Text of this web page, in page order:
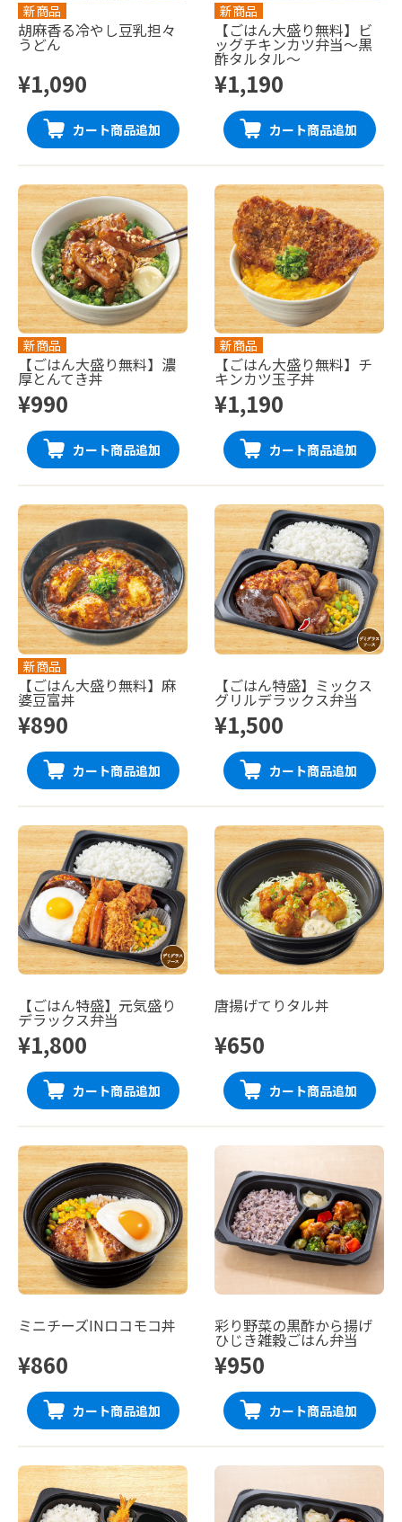
新商品
胡麻香る冷やし豆乳担々
うどん
¥1,090
カート商品追加
新商品
【ごはん大盛り無料】ビ
ッグチキンカツ弁当〜黒
酢タルタル〜
¥1,190
カート商品追加
新商品
【ごはん大盛り無料】濃
厚とんてき丼
¥990
カート商品追加
新商品
【ごはん大盛り無料】チ
キンカツ玉子丼
¥1,190
カート商品追加
新商品
【ごはん大盛り無料】麻
婆豆富丼
¥890
カート商品追加
【ごはん特盛】ミックス
グリルデラックス弁当
¥1,500
カート商品追加
【ごはん特盛】元気盛り
デラックス弁当
¥1,800
カート商品追加
唐揚げてりタル丼
¥650
カート商品追加
ミニチーズINロコモコ丼
¥860
カート商品追加
彩り野菜の黒酢から揚げ
ひじき雑穀ごはん弁当
¥950
カート商品追加